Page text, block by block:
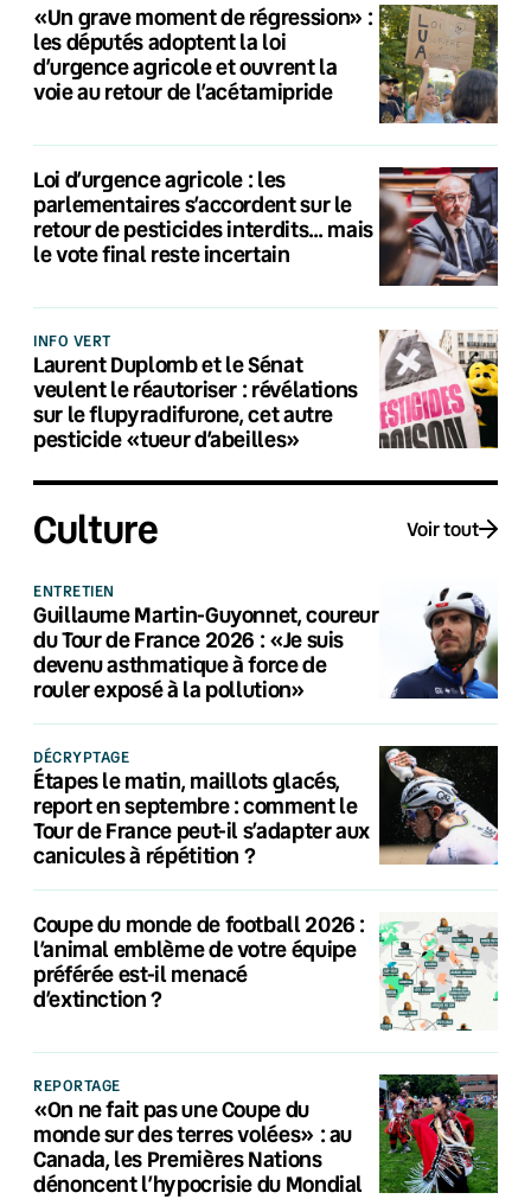
«Un grave moment de régression» :
les députés adoptent la loi
d’urgence agricole et ouvrent la
voie au retour de l’acétamipride
Loi d’urgence agricole : les
parlementaires s’accordent sur le
retour de pesticides interdits… mais
le vote final reste incertain
INFO VERT
Laurent Duplomb et le Sénat
veulent le réautoriser : révélations
sur le flupyradifurone, cet autre
pesticide «tueur d’abeilles»
Culture Voir tout
ENTRETIEN
Guillaume Martin-Guyonnet, coureur
du Tour de France 2026 : «Je suis
devenu asthmatique à force de
rouler exposé à la pollution»
DÉCRYPTAGE
Étapes le matin, maillots glacés,
report en septembre : comment le
Tour de France peut-il s’adapter aux
canicules à répétition ?
Coupe du monde de football 2026 :
l’animal emblème de votre équipe
préférée est-il menacé
d’extinction ?
REPORTAGE
«On ne fait pas une Coupe du
monde sur des terres volées» : au
Canada, les Premières Nations
dénoncent l’hypocrisie du Mondial